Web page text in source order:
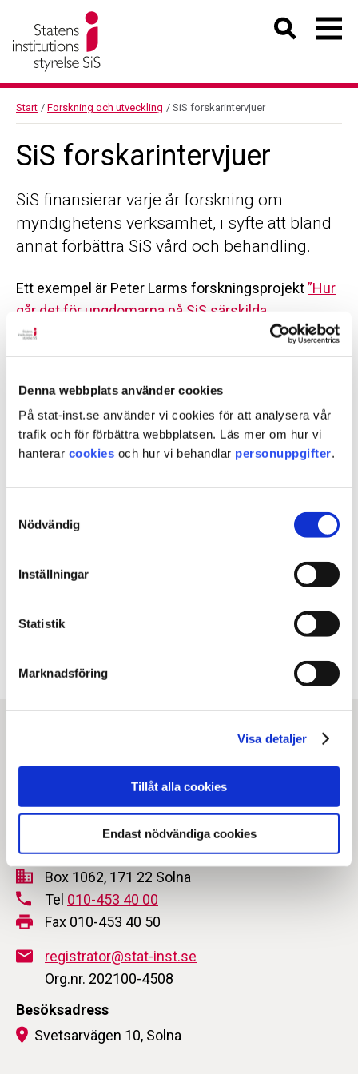
Denna webbplats använder cookies
På stat-inst.se använder vi cookies för att analysera vår
trafik och för förbättra webbplatsen. Läs mer om hur vi
hanterar cookies och hur vi behandlar personuppgifter.
Nödvändig
Inställningar
Statistik
Marknadsföring
Visa detaljer
Tillåt alla cookies
Endast nödvändiga cookies
Start / Forskning och utveckling / SiS forskarintervjuer
SiS forskarintervjuer
SiS finansierar varje år forskning om
myndighetens verksamhet, i syfte att bland
annat förbättra SiS vård och behandling.
Ett exempel är Peter Larms forskningsprojekt”Hur
går det för ungdomarna på SiS särskilda
ungdomshem?”
som beskriver det pågående SiS-finansierade
projektet”Läkemedelsassisterad behandling av
opioidberoende i samband med LVM-vård” (LARO)
Facebook
Kopiera URL
Statens institutionsstyrelse
Box 1062, 171 22 Solna
Tel 010-453 40 00
Fax 010-453 40 50
registrator@stat-inst.se
Org.nr. 202100-4508
Besöksadress
Svetsarvägen 10, Solna